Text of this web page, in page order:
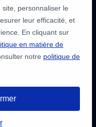
ligne
en
personnaliser le
leur efficacité, et
En cliquant sur
en matière de
notre politique de